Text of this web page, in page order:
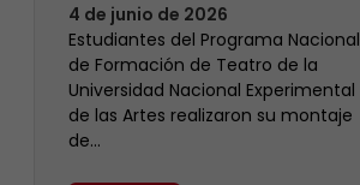
4 de junio de 2026
Estudiantes del Programa Nacional
de Formación de Teatro de la
Universidad Nacional Experimental
de las Artes realizaron su montaje
de…